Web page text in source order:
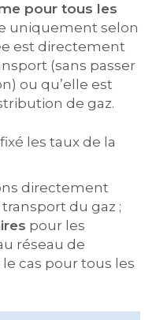
pour tous les
uniquement selon
est directement
(sans passer
ou qu’elle est
de gaz.
les taux de la
directement
du gaz ;
pour les
réseau de
cas pour tous les